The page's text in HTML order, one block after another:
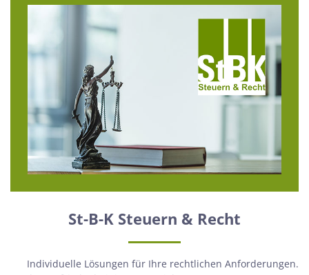
St-B-K Steuern & Recht
Individuelle Lösungen für Ihre rechtlichen Anforderungen.